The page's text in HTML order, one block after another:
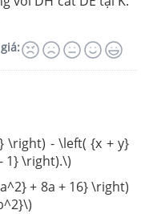
\right) - \left( {x + y}
1} \right).\)
+ 8a + 16} \right)